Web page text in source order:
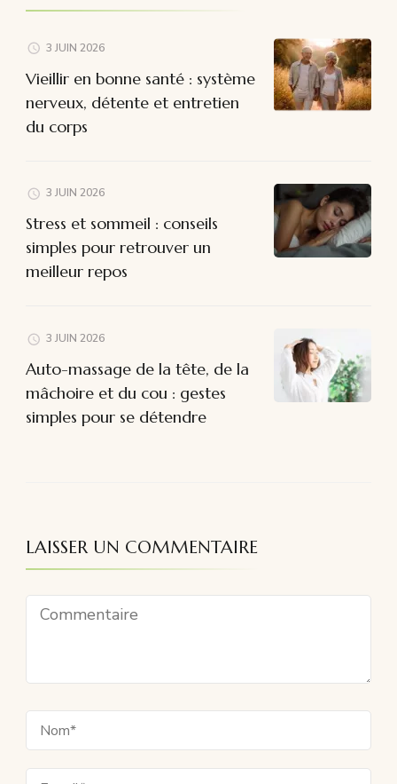
3 JUIN 2026
Vieillir en bonne santé : système
nerveux, détente et entretien
du corps
3 JUIN 2026
Stress et sommeil : conseils
simples pour retrouver un
meilleur repos
3 JUIN 2026
Auto-massage de la tête, de la
mâchoire et du cou : gestes
simples pour se détendre
LAISSER UN COMMENTAIRE